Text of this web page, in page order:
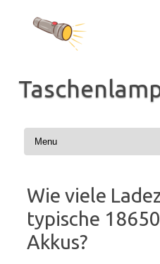
springen
Wie viele
typische
Akkus?